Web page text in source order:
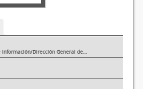
1.39 - Dirección General de Información/Dirección General de Comunicación Social